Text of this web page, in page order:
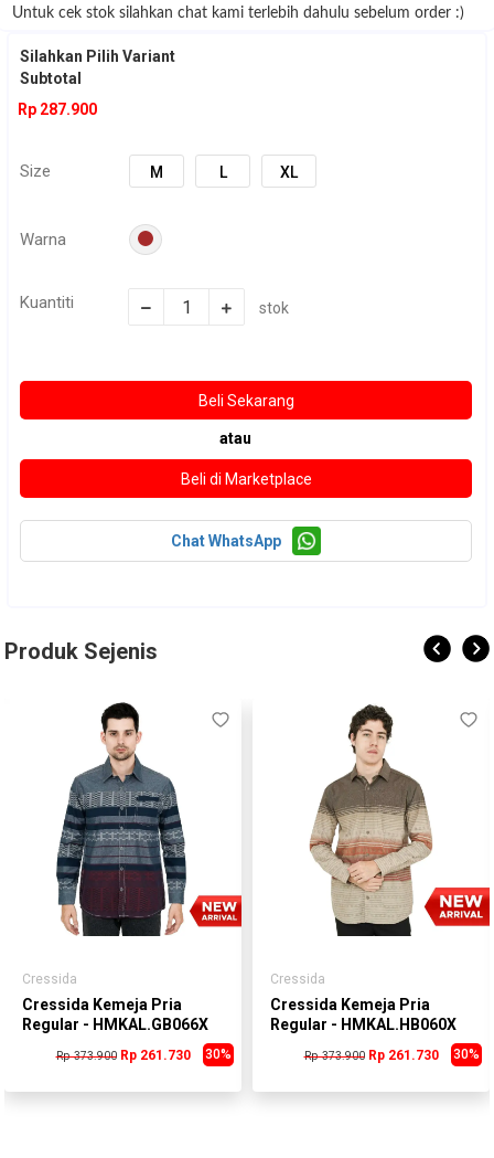
Untuk cek stok silahkan chat kami terlebih dahulu sebelum order :)
Silahkan Pilih Variant
Subtotal
Rp 287.900
Size M L XL
Warna
Kuantiti stok
atau
Chat WhatsApp
Produk Sejenis
Cressida
Cressida Kemeja Pria
Regular - HMKAL.GB066X
Rp 373.900 30%
Rp 261.730
Cressida
Cressida Kemeja Pria
Regular - HMKAL.HB060X
Rp 373.900 30%
Rp 261.730